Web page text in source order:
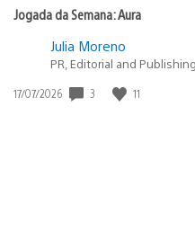
Jogada da Semana: Aura
Julia Moreno
PR, Editorial and
Data
17/07/2026 3 11